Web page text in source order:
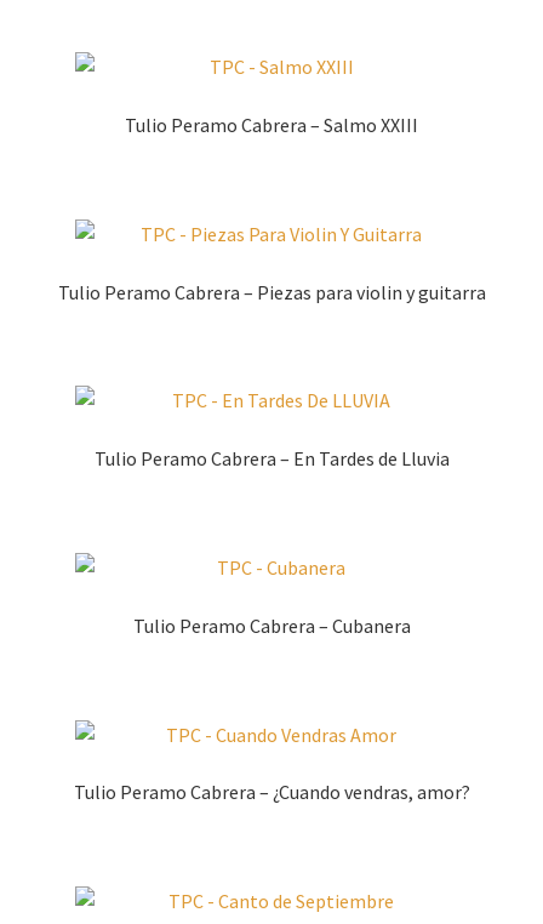
Tulio Peramo Cabrera – Salmo XXIII
Tulio Peramo Cabrera – Piezas para violin y guitarra
Tulio Peramo Cabrera – En Tardes de Lluvia
Tulio Peramo Cabrera – Cubanera
Tulio Peramo Cabrera – ¿Cuando vendras, amor?